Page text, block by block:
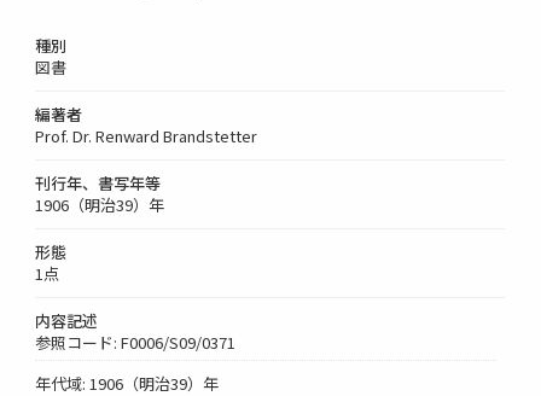
種別
図書
編著者
Prof. Dr. Renward Brandstetter
刊行年、書写年等
1906（明治39）年
形態
1点
内容記述
参照コード: F0006/S09/0371
年代域: 1906（明治39）年